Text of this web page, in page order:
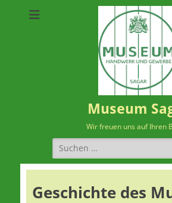
Museum
Wir freuen uns auf Ihren
Suchen
nach:
Geschichte des